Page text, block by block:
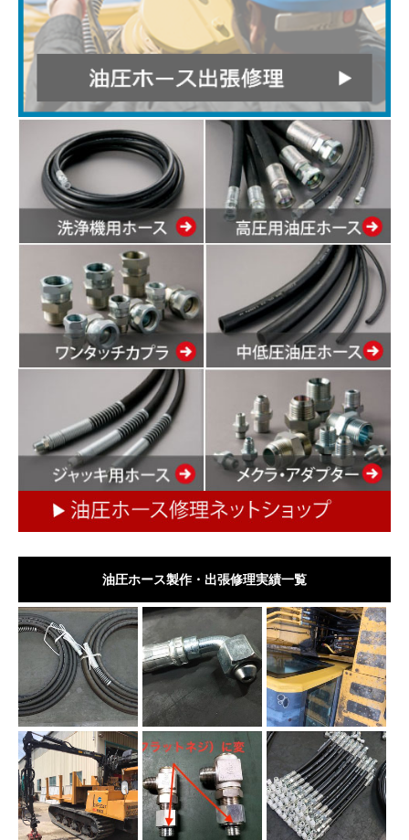
油圧ホース製作・出張修理実績一覧